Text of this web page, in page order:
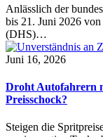
Anlässlich der
bis 21. Juni 2026
(DHS)…
Juni 16, 2026
Droht Autofahrern
Preisschock?
Steigen die